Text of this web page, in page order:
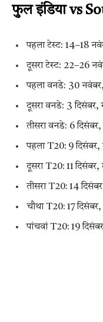
फुल इंडिया vs
पहला टेस्ट: 14–18
दूसरा टेस्ट: 22–26
पहला वनडे: 30 नवंबर,
दूसरा वनडे: 3 दिसंबर,
तीसरा वनडे: 6 दिसंबर,
पहला T20: 9
दूसरा T20: 11 दिसंबर,
तीसरा T20: 14
चौथा T20: 17
पांचवां T20: 19